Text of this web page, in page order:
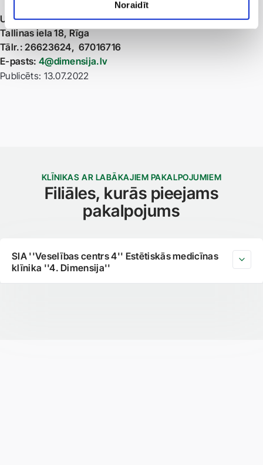
Noraidīt
Uzziniet vairāk un piesakieties!
Tallinas iela 18, Rīga
Tālr.: 26623624, 67016716
E-pasts: 4@dimensija.lv
Publicēts: 13.07.2022
KLĪNIKAS AR LABĀKAJIEM PAKALPOJUMIEM
Filiāles, kurās pieejams
pakalpojums
SIA ''Veselības centrs 4'' Estētiskās medicīnas
klīnika ''4. Dimensija''